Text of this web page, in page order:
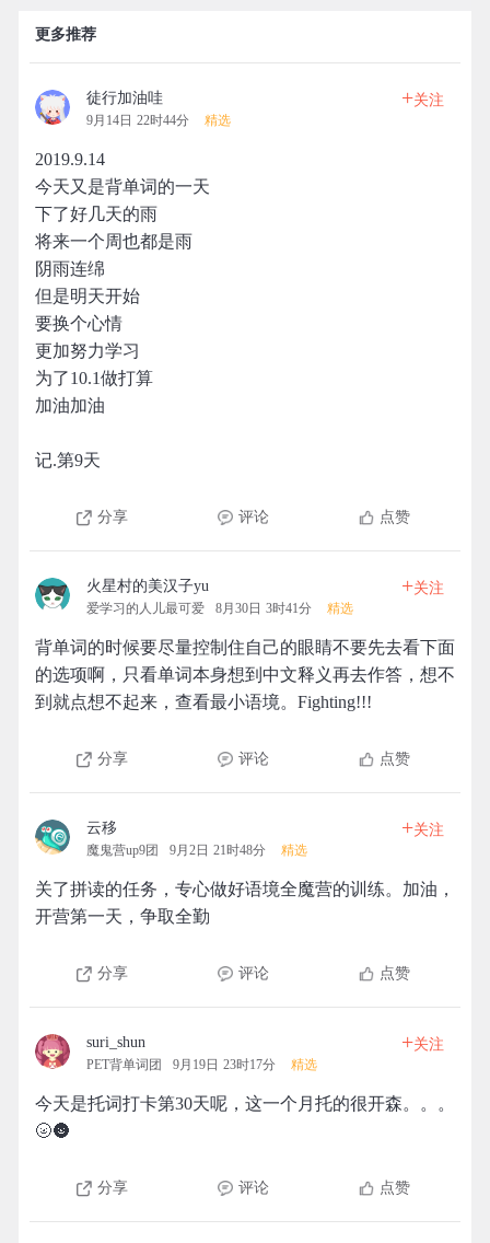
更多推荐
徒行加油哇
9月14日 22时44分 精选
+关注
2019.9.14
今天又是背单词的一天
下了好几天的雨
将来一个周也都是雨
阴雨连绵
但是明天开始
要换个心情
更加努力学习
为了10.1做打算
加油加油
记.第9天
分享 评论 点赞
火星村的美汉子yu
爱学习的人儿最可爱 8月30日 3时41分 精选
+关注
背单词的时候要尽量控制住自己的眼睛不要先去看下面
的选项啊，只看单词本身想到中文释义再去作答，想不
到就点想不起来，查看最小语境。Fighting!!!
分享 评论 点赞
云移
魔鬼营up9团 9月2日 21时48分 精选
+关注
关了拼读的任务，专心做好语境全魔营的训练。加油，
开营第一天，争取全勤
分享 评论 点赞
suri_shun
PET背单词团 9月19日 23时17分 精选
+关注
今天是托词打卡第30天呢，这一个月托的很开森。。。
🌝🌚
分享 评论 点赞